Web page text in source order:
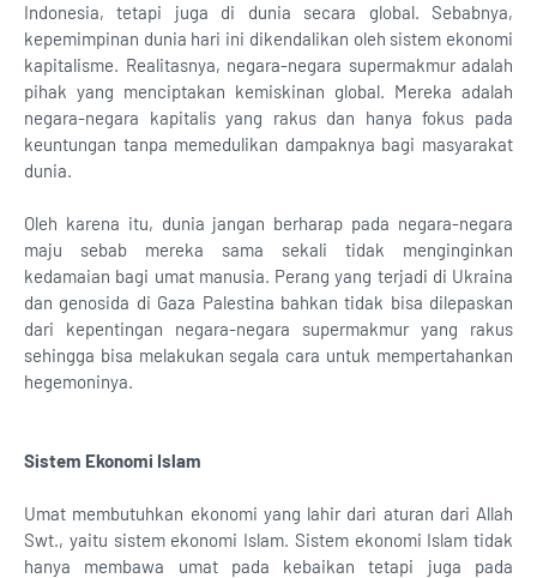
Indonesia, tetapi juga di dunia secara global. Sebabnya,
kepemimpinan dunia hari ini dikendalikan oleh sistem ekonomi
kapitalisme. Realitasnya, negara-negara supermakmur adalah
pihak yang menciptakan kemiskinan global. Mereka adalah
negara-negara kapitalis yang rakus dan hanya fokus pada
keuntungan tanpa memedulikan dampaknya bagi masyarakat
dunia.
Oleh karena itu, dunia jangan berharap pada negara-negara
maju sebab mereka sama sekali tidak menginginkan
kedamaian bagi umat manusia. Perang yang terjadi di Ukraina
dan genosida di Gaza Palestina bahkan tidak bisa dilepaskan
dari kepentingan negara-negara supermakmur yang rakus
sehingga bisa melakukan segala cara untuk mempertahankan
hegemoninya.
Sistem Ekonomi Islam
Umat membutuhkan ekonomi yang lahir dari aturan dari Allah
Swt., yaitu sistem ekonomi Islam. Sistem ekonomi Islam tidak
hanya membawa umat pada kebaikan tetapi juga pada